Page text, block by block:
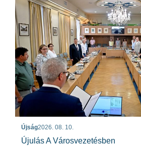
Újság2026. 08. 10.
Újulás A Városvezetésben